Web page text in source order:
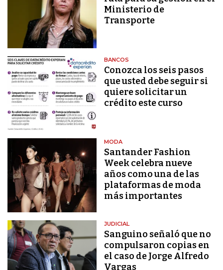
Ministerio de
Transporte
BANCOS
Conozca los seis pasos
que usted debe seguir si
quiere solicitar un
crédito este curso
MODA
Santander Fashion
Week celebra nueve
años como una de las
plataformas de moda
más importantes
JUDICIAL
Sanguino señaló que no
compulsaron copias en
el caso de Jorge Alfredo
Vargas